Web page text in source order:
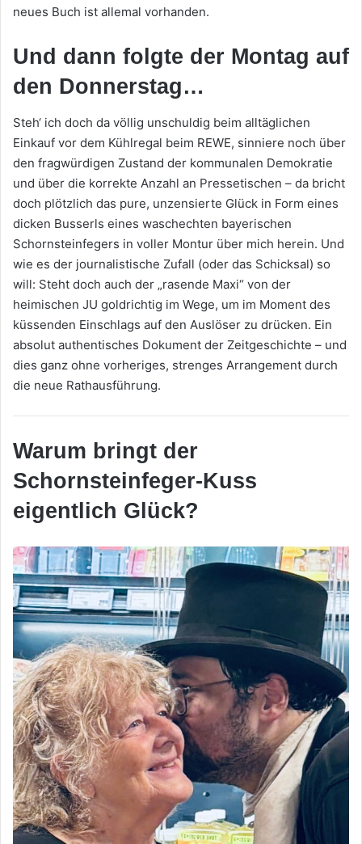
neues Buch ist allemal vorhanden.
Und dann folgte der Montag auf
den Donnerstag…
Steh‘ ich doch da völlig unschuldig beim alltäglichen
Einkauf vor dem Kühlregal beim REWE, sinniere noch über
den fragwürdigen Zustand der kommunalen Demokratie
und über die korrekte Anzahl an Pressetischen – da bricht
doch plötzlich das pure, unzensierte Glück in Form eines
dicken Busserls eines waschechten bayerischen
Schornsteinfegers in voller Montur über mich herein. Und
wie es der journalistische Zufall (oder das Schicksal) so
will: Steht doch auch der „rasende Maxi“ von der
heimischen JU goldrichtig im Wege, um im Moment des
küssenden Einschlags auf den Auslöser zu drücken. Ein
absolut authentisches Dokument der Zeitgeschichte – und
dies ganz ohne vorheriges, strenges Arrangement durch
die neue Rathausführung.
Warum bringt der
Schornsteinfeger-Kuss
eigentlich Glück?